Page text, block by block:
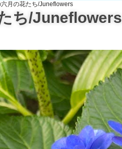
六月の花たち/Juneflowers
ち/Juneflowers